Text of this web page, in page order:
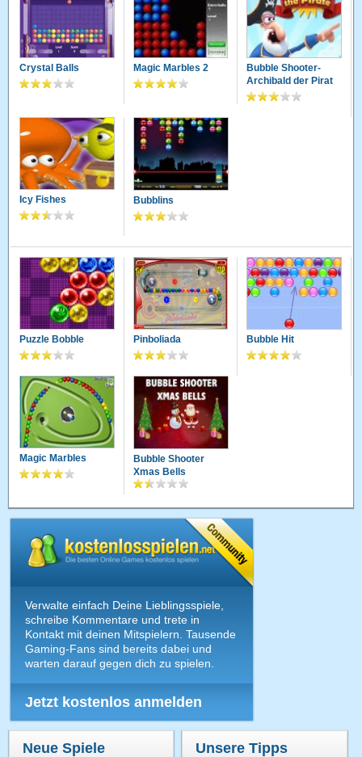
Crystal Balls Magic Marbles 2
Bubble Shooter-
Archibald der Pirat
Icy Fishes Bubblins
Puzzle Bobble Pinboliada Bubble Hit
Magic Marbles
Bubble Shooter
Xmas Bells
Verwalte einfach Deine Lieblingsspiele,
schreibe Kommentare und trete in
Kontakt mit deinen Mitspielern. Tausende
Gaming-Fans sind bereits dabei und
warten darauf gegen dich zu spielen.
Jetzt kostenlos anmelden
Neue Spiele Unsere Tipps